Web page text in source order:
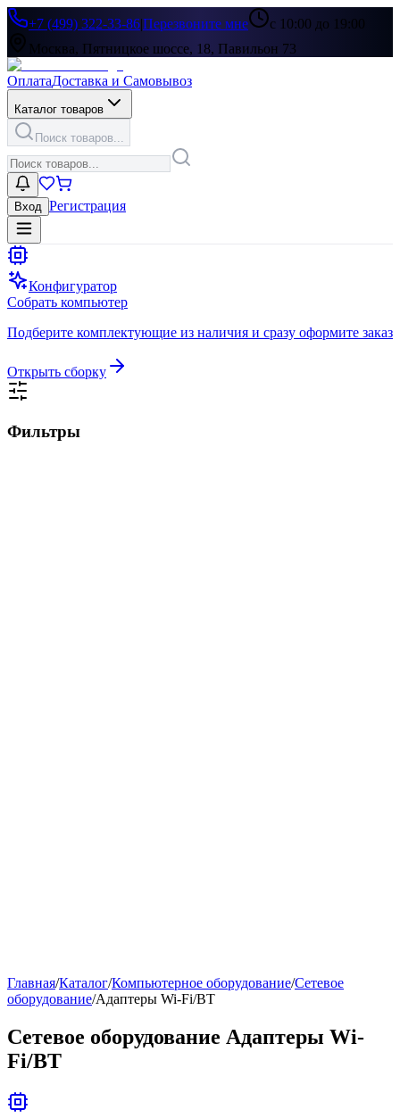
+7 (499) 322-33-86|Перезвоните мне
с 10:00 до 19:00
Москва, Пятницкое шоссе, 18, Павильон 73
ОплатаДоставка и Самовывоз
Каталог товаров
Поиск товаров...
Вход Регистрация
Конфигуратор
Собрать компьютер
Подберите комплектующие из наличия и сразу оформите заказ
Открыть сборку
Фильтры
Главная/Каталог/Компьютерное оборудование/Сетевое
оборудование/Адаптеры Wi-Fi/BT
Сетевое оборудование Адаптеры Wi-
Fi/BT